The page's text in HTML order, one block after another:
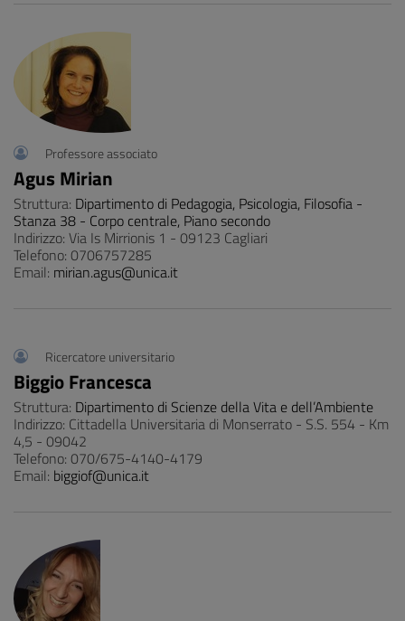
Professore associato
Agus Mirian
Struttura: Dipartimento di Pedagogia, Psicologia, Filosofia -
Stanza 38 - Corpo centrale, Piano secondo
Indirizzo: Via Is Mirrionis 1 - 09123 Cagliari
Telefono: 0706757285
Email: mirian.agus@unica.it
Ricercatore universitario
Biggio Francesca
Struttura: Dipartimento di Scienze della Vita e dell’Ambiente
Indirizzo: Cittadella Universitaria di Monserrato - S.S. 554 - Km
4,5 - 09042
Telefono: 070/675-4140-4179
Email: biggiof@unica.it